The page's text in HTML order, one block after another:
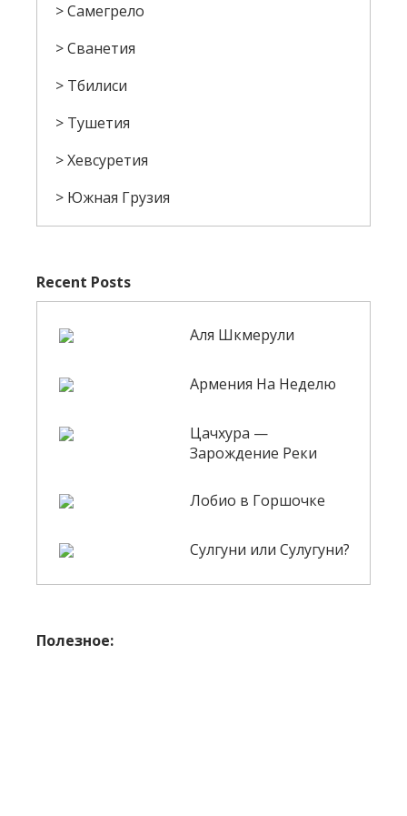
Самегрело
Сванетия
Тбилиси
Тушетия
Хевсуретия
Южная Грузия
Recent Posts
Аля Шкмерули
Армения На Неделю
Цачхура —
Зарождение Реки
Лобио в Горшочке
Сулгуни или Сулугуни?
Полезное: